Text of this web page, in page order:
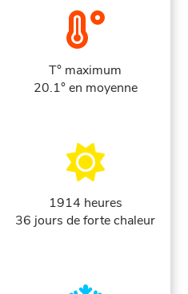
T° maximum
20.1° en moyenne
1914 heures
36 jours de forte chaleur